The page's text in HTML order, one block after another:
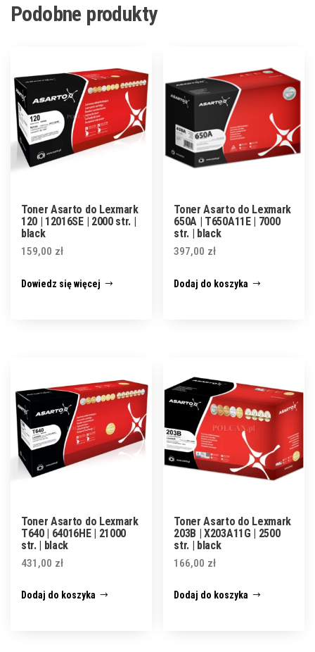
Podobne produkty
Toner Asarto do Lexmark
120 | 12016SE | 2000 str. |
black
159,00 zł
Dowiedz się więcej
Toner Asarto do Lexmark
650A | T650A11E | 7000
str. | black
397,00 zł
Dodaj do koszyka
Toner Asarto do Lexmark
T640 | 64016HE | 21000
str. | black
431,00 zł
Dodaj do koszyka
Toner Asarto do Lexmark
203B | X203A11G | 2500
str. | black
166,00 zł
Dodaj do koszyka